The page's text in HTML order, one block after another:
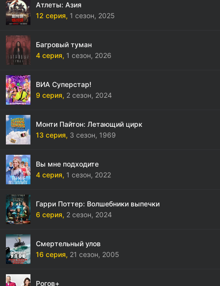
Атлеты: Азия
12 серия, 1 сезон, 2025
Багровый туман
4 серия, 1 сезон, 2026
ВИА Суперстар!
9 серия, 2 сезон, 2024
Монти Пайтон: Летающий цирк
13 серия, 3 сезон, 1969
Вы мне подходите
4 серия, 1 сезон, 2022
Гарри Поттер: Волшебники выпечки
6 серия, 2 сезон, 2024
Смертельный улов
16 серия, 21 сезон, 2005
Рогов+